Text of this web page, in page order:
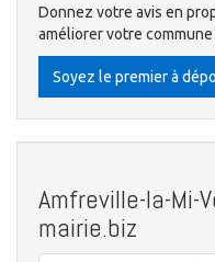
Donnez votre avis en
améliorer votre commune
Soyez le premier à
Amfreville-la-Mi-
mairie.biz